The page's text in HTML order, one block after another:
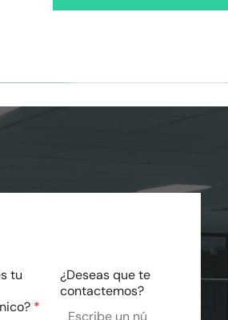
tu
*
¿Deseas que te
contactemos?